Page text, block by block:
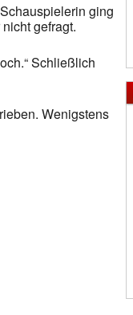
ging
gefragt.
Schließlich
Wenigstens